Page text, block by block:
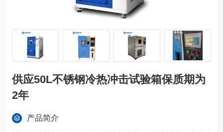
供应50L不锈钢冷热冲击试验箱保质期为
2年
产品简介